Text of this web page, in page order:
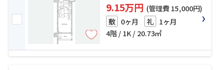
9.15万円 (管理費 15,000円)
敷 0ヶ月 礼 1ヶ月
4階 / 1K / 20.73㎡